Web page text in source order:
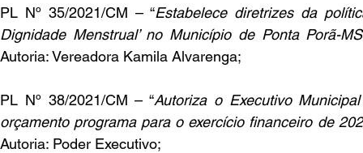
PL Nº 35/2021/CM – “Estabelece diretrizes da
Dignidade Menstrual’ no Município de Ponta Porã-
Autoria: Vereadora Kamila Alvarenga;
PL Nº 38/2021/CM – “Autoriza o Executivo
orçamento programa para o exercício financeiro de
Autoria: Poder Executivo;